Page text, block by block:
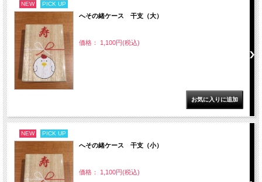
NEW PICK UP
へその緒ケース 干支（大）
価格： 1,100円(税込)
NEW PICK UP
へその緒ケース 干支（小）
価格： 1,100円(税込)